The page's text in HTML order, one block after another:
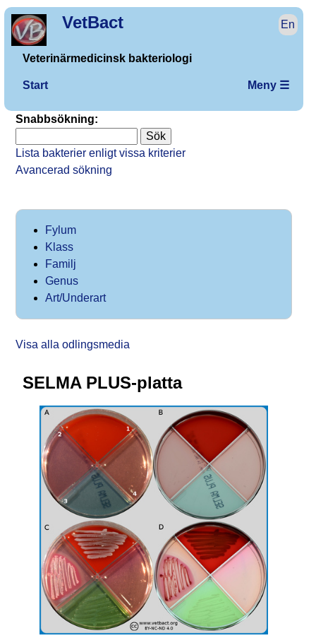
VetBact En
Veterinärmedicinsk bakteriologi
Start Meny ☰
Snabbsökning:
Lista bakterier enligt vissa kriterier
Avancerad sökning
Fylum
Klass
Familj
Genus
Art/Underart
Visa alla odlingsmedia
SELMA PLUS-platta